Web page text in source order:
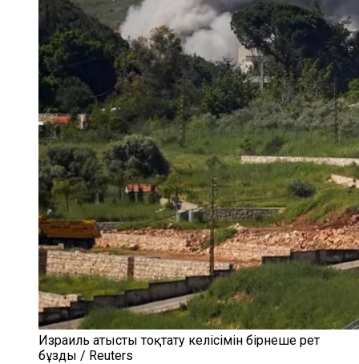
Израиль атысты тоқтату келісімін бірнеше рет
бұзды / Reuters